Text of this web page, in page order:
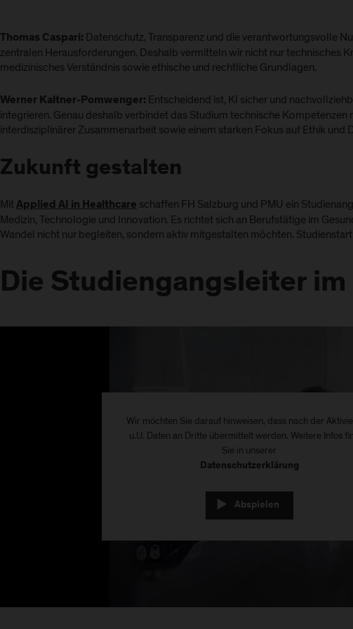
Thomas Caspari: Datenschutz, Transparenz und die verantwortungsvolle
zentralen Herausforderungen. Deshalb vermitteln wir nicht nur technisches
medizinisches Verständnis sowie ethische und rechtliche Grundlagen.
Werner Kaltner-Pomwenger: Entscheidend ist, KI sicher und
integrieren. Genau deshalb verbindet das Studium technische Kompetenzen
interdisziplinärer Zusammenarbeit sowie einem starken Fokus auf Ethik und
Zukunft gestalten
Mit Applied AI in Healthcare schaffen FH Salzburg und PMU ein
Medizin, Technologie und Innovation. Es richtet sich an Berufstätige im
Wandel nicht nur begleiten, sondern aktiv mitgestalten möchten.
Die Studiengangsleiter im
Wir möchten Sie darauf hinweisen, dass nach der
u.U. Daten an Dritte übermittelt werden. Weitere Infos
Sie in unserer
Datenschutzerklärung
Abspielen